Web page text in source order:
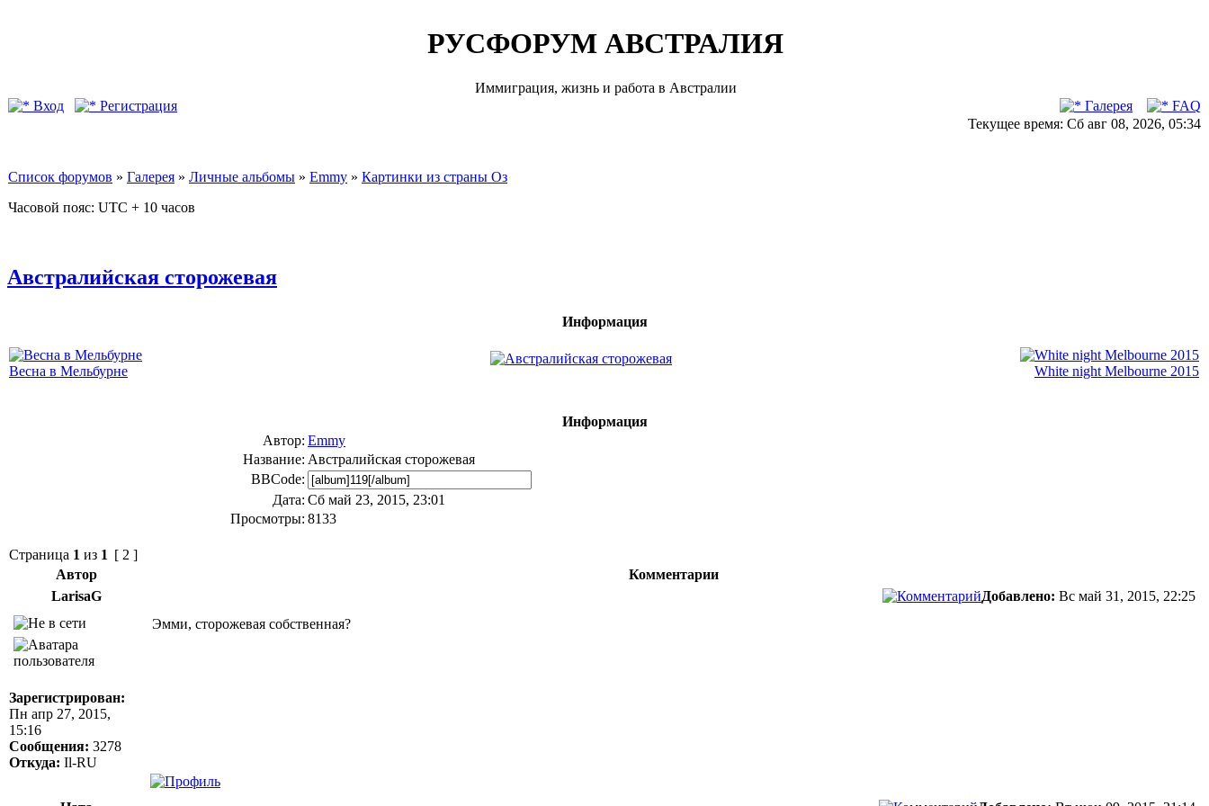
РУСФОРУМ АВСТРАЛИЯ
Иммиграция, жизнь и работа в Австралии
Вход
Регистрация Галерея
FAQ
Текущее время: Сб авг 08, 2026, 05:34
Список форумов » Галерея » Личные альбомы » Emmy » Картинки из страны Оз
Часовой пояс: UTC + 10 часов
Австралийская сторожевая
Информация
Весна в Мельбурне White night Melbourne 2015
Информация
Автор: Emmy
Название: Австралийская сторожевая
BBCode:
Дата: Сб май 23, 2015, 23:01
Просмотры: 8133
Страница 1 из 1 [ 2 ]
Автор
Комментарии
LarisaG
Добавлено: Вс май 31, 2015, 22:25
Зарегистрирован:
Пн апр 27, 2015,
15:16
Сообщения: 3278
Откуда: Il-RU
Эмми, сторожевая собственная?